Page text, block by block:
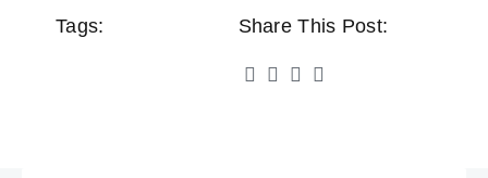
Tags: Share This Post: